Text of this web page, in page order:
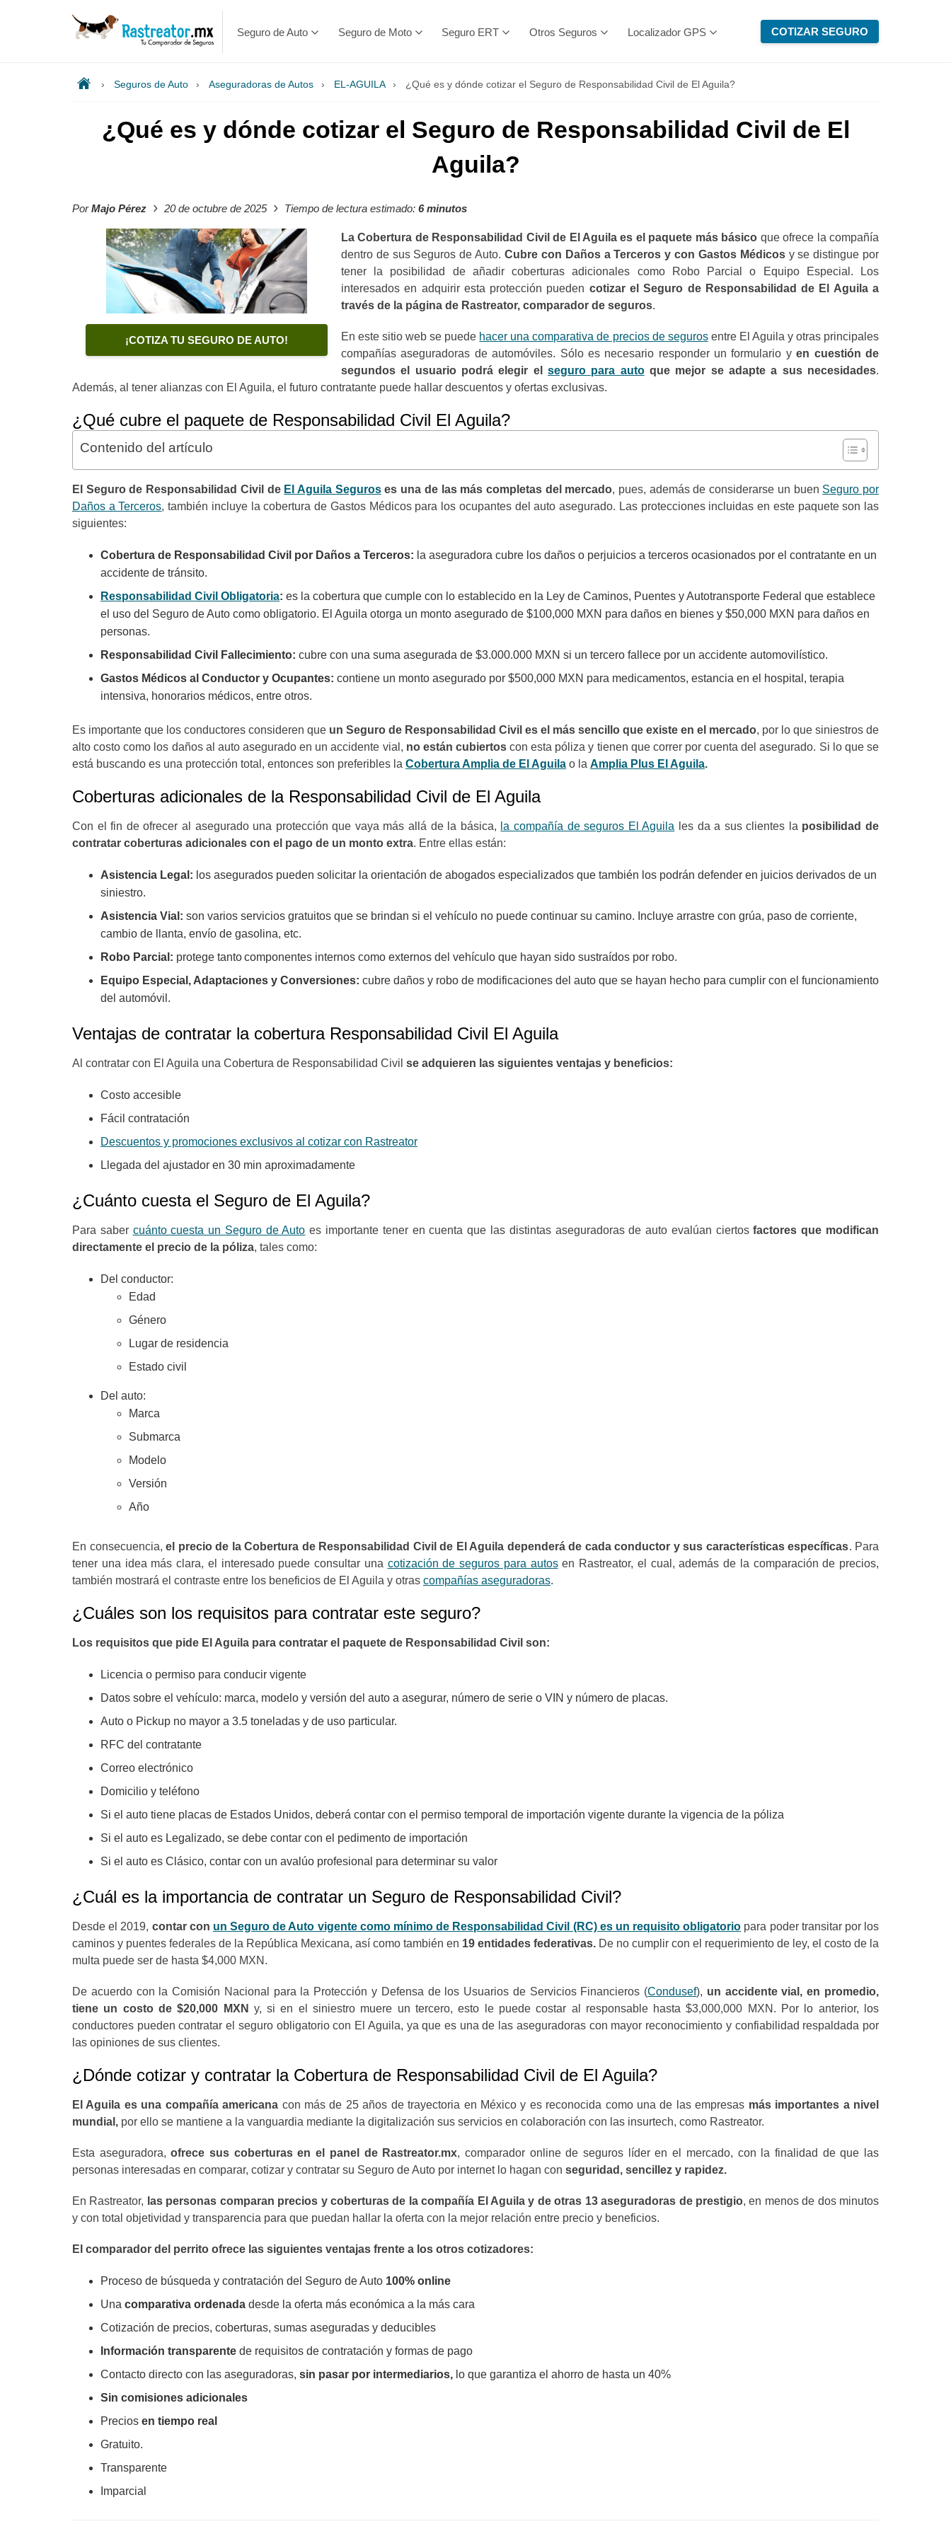
Seguro de Auto Seguro de Moto Seguro ERT Otros Seguros Localizador GPS COTIZAR SEGURO
› Seguros de Auto › Aseguradoras de Autos › EL-AGUILA › ¿Qué es y dónde cotizar el Seguro de Responsabilidad Civil de El Aguila?
¿Qué es y dónde cotizar el Seguro de Responsabilidad Civil de El
Aguila?
PorMajo Pérez › 20 de octubre de 2025 › Tiempo de lectura estimado: 6 minutos
¡COTIZA TU SEGURO DE AUTO!
La Cobertura de Responsabilidad Civil de El Aguila es el paquete más básico que ofrece la compañía
dentro de sus Seguros de Auto. Cubre con Daños a Terceros y con Gastos Médicos y se distingue por
tener la posibilidad de añadir coberturas adicionales como Robo Parcial o Equipo Especial. Los
interesados en adquirir esta protección pueden cotizar el Seguro de Responsabilidad de El Aguila a
través de la página de Rastreator, comparador de seguros.
En este sitio web se puede hacer una comparativa de precios de segurosentre El Aguila y otras principales
compañías aseguradoras de automóviles. Sólo es necesario responder un formulario yen cuestión de
segundos el usuario podrá elegir el seguro para autoque mejor se adapte a sus necesidades.
Además, al tener alianzas con El Aguila, el futuro contratante puede hallar descuentos y ofertas exclusivas.
¿Qué cubre el paquete de Responsabilidad Civil El Aguila?
Contenido del artículo
El Seguro de Responsabilidad Civil de El Aguila Seguroses una de las más completas del mercado, pues, además de considerarse un buen Seguro por
Daños a Terceros, también incluye la cobertura de Gastos Médicos para los ocupantes del auto asegurado. Las protecciones incluidas en este paquete son las
siguientes:
Cobertura de Responsabilidad Civil por Daños a Terceros: la aseguradora cubre los daños o perjuicios a terceros ocasionados por el contratante en un
accidente de tránsito.
Responsabilidad Civil Obligatoria: es la cobertura que cumple con lo establecido en la Ley de Caminos, Puentes y Autotransporte Federal que establece
el uso del Seguro de Auto como obligatorio. El Aguila otorga un monto asegurado de $100,000 MXN para daños en bienes y $50,000 MXN para daños en
personas.
Responsabilidad Civil Fallecimiento: cubre con una suma asegurada de $3.000.000 MXN si un tercero fallece por un accidente automovilístico.
Gastos Médicos al Conductor y Ocupantes: contiene un monto asegurado por $500,000 MXN para medicamentos, estancia en el hospital, terapia
intensiva, honorarios médicos, entre otros.
Es importante que los conductores consideren que un Seguro de Responsabilidad Civil es el más sencillo que existe en el mercado, por lo que siniestros de
alto costo como los daños al auto asegurado en un accidente vial, no están cubiertoscon esta póliza y tienen que correr por cuenta del asegurado. Si lo que se
está buscando es una protección total, entonces son preferibles la Cobertura Amplia de El Aguila o la Amplia Plus El Aguila.
Coberturas adicionales de la Responsabilidad Civil de El Aguila
Con el fin de ofrecer al asegurado una protección que vaya más allá de la básica, la compañía de seguros El Aguila les da a sus clientes la posibilidad de
contratar coberturas adicionales con el pago de un monto extra. Entre ellas están:
Asistencia Legal: los asegurados pueden solicitar la orientación de abogados especializados que también los podrán defender en juicios derivados de un
siniestro.
Asistencia Vial: son varios servicios gratuitos que se brindan si el vehículo no puede continuar su camino. Incluye arrastre con grúa, paso de corriente,
cambio de llanta, envío de gasolina, etc.
Robo Parcial: protege tanto componentes internos como externos del vehículo que hayan sido sustraídos por robo.
Equipo Especial, Adaptaciones y Conversiones: cubre daños y robo de modificaciones del auto que se hayan hecho para cumplir con el funcionamiento
del automóvil.
Ventajas de contratar la cobertura Responsabilidad Civil El Aguila
Al contratar con El Aguila una Cobertura de Responsabilidad Civil se adquieren las siguientes ventajas y beneficios:
Costo accesible
Fácil contratación
Descuentos y promociones exclusivos al cotizar con Rastreator
Llegada del ajustador en 30 min aproximadamente
¿Cuánto cuesta el Seguro de El Aguila?
Para saber cuánto cuesta un Seguro de Auto es importante tener en cuenta que las distintas aseguradoras de auto evalúan ciertosfactores que modifican
directamente el precio de la póliza, tales como:
Del conductor:
Edad
Género
Lugar de residencia
Estado civil
Del auto:
Marca
Submarca
Modelo
Versión
Año
En consecuencia,el precio de la Cobertura de Responsabilidad Civil de El Aguila dependerá de cada conductor y sus características específicas. Para
tener una idea más clara, el interesado puede consultar una cotización de seguros para autosen Rastreator, el cual, además de la comparación de precios,
también mostrará el contraste entre los beneficios de El Aguila y otras compañías aseguradoras.
¿Cuáles son los requisitos para contratar este seguro?
Los requisitos que pide El Aguila para contratar el paquete de Responsabilidad Civil son:
Licencia o permiso para conducir vigente
Datos sobre el vehículo: marca, modelo y versión del auto a asegurar, número de serie o VIN y número de placas.
Auto o Pickup no mayor a 3.5 toneladas y de uso particular.
RFC del contratante
Correo electrónico
Domicilio y teléfono
Si el auto tiene placas de Estados Unidos, deberá contar con el permiso temporal de importación vigente durante la vigencia de la póliza
Si el auto es Legalizado, se debe contar con el pedimento de importación
Si el auto es Clásico, contar con un avalúo profesional para determinar su valor
¿Cuál es la importancia de contratar un Seguro de Responsabilidad Civil?
Desde el 2019, contar con un Seguro de Auto vigente como mínimo de Responsabilidad Civil (RC) es un requisito obligatorio para poder transitar por los
caminos y puentes federales de la República Mexicana, así como también en 19 entidades federativas. De no cumplir con el requerimiento de ley, el costo de la
multa puede ser de hasta $4,000 MXN.
De acuerdo con la Comisión Nacional para la Protección y Defensa de los Usuarios de Servicios Financieros (Condusef), un accidente vial, en promedio,
tiene un costo de $20,000 MXN y, si en el siniestro muere un tercero, esto le puede costar al responsable hasta $3,000,000 MXN. Por lo anterior, los
conductores pueden contratar el seguro obligatorio con El Aguila, ya que es una de las aseguradoras con mayor reconocimiento y confiabilidad respaldada por
las opiniones de sus clientes.
¿Dónde cotizar y contratar la Cobertura de Responsabilidad Civil de El Aguila?
El Aguila es una compañía americana con más de 25 años de trayectoria en México y es reconocida como una de las empresas más importantes a nivel
mundial, por ello se mantiene a la vanguardia mediante la digitalización sus servicios en colaboración con las insurtech, como Rastreator.
Esta aseguradora,ofrece sus coberturas en el panel de Rastreator.mx, comparador online de seguros líder en el mercado, con la finalidad de que las
personas interesadas en comparar, cotizar y contratar su Seguro de Auto por internet lo hagan con seguridad, sencillez y rapidez.
En Rastreator, las personas comparan precios y coberturas de la compañía El Aguila y de otras 13 aseguradoras de prestigio, en menos de dos minutos
y con total objetividad y transparencia para que puedan hallar la oferta con la mejor relación entre precio y beneficios.
El comparador del perrito ofrece las siguientes ventajas frente a los otros cotizadores:
Proceso de búsqueda y contratación del Seguro de Auto 100% online
Una comparativa ordenada desde la oferta más económica a la más cara
Cotización de precios, coberturas, sumas aseguradas y deducibles
Información transparente de requisitos de contratación y formas de pago
Contacto directo con las aseguradoras, sin pasar por intermediarios, lo que garantiza el ahorro de hasta un 40%
Sin comisiones adicionales
Precios en tiempo real
Gratuito.
Transparente
Imparcial